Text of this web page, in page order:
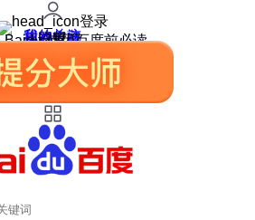
登录
我的关注
我的收藏
皮肤中心
用户反馈
设置
使用百度前必读